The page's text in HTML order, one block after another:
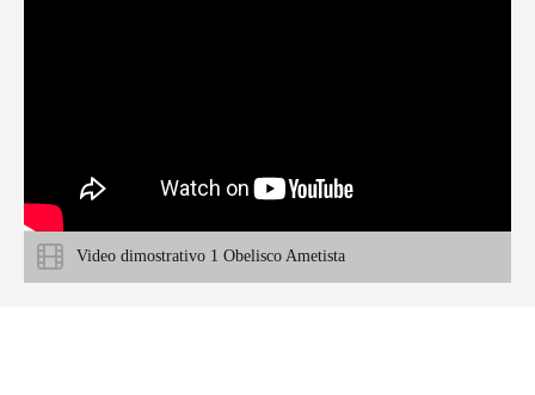
Video dimostrativo 1 Obelisco Ametista